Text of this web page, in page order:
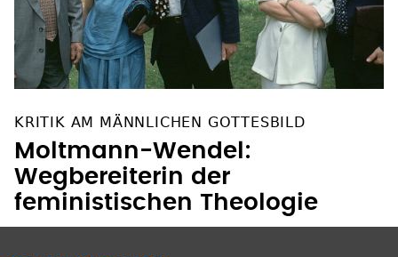
KRITIK AM MÄNNLICHEN GOTTESBILD
Moltmann-Wendel:
Wegbereiterin der
feministischen Theologie